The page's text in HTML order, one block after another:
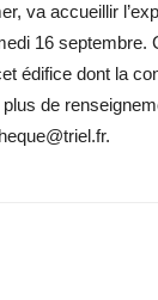
va accueillir
16 septembre.
édifice dont la
de